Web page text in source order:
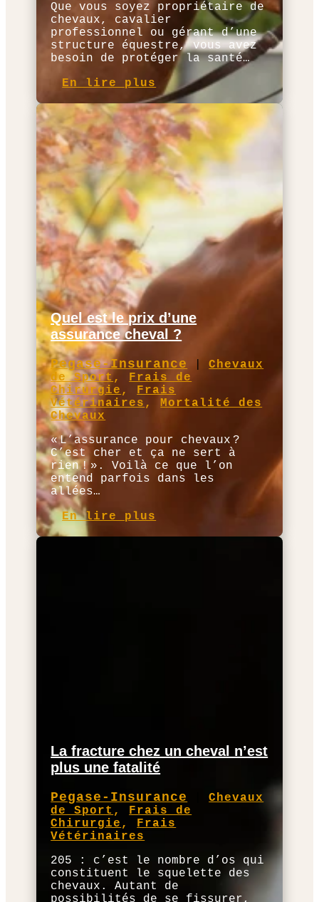
Que vous soyez propriétaire de
chevaux, cavalier
professionnel ou gérant d’une
structure équestre, vous avez
besoin de protéger la santé…
En lire plus
Quel est le prix d’une
assurance cheval ?
Pegase-Insurance
Chevaux
de Sport, Frais de
Chirurgie , Frais
Vétérinaires ,Mortalité des
Chevaux
« L’assurance pour chevaux ?
C’est cher et ça ne sert à
rien ! ». Voilà ce que l’on
entend parfois dans les
allées…
En lire plus
La fracture chez un cheval n’est
plus une fatalité
Pegase-Insurance
Chevaux
de Sport , Frais de
Chirurgie , Frais
Vétérinaires
205 : c’est le nombre d’os qui
constituent le squelette des
chevaux. Autant de